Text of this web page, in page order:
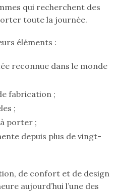
qui recherchent des
toute la journée.
éléments :
reconnue dans le monde
fabrication ;
;
porter ;
depuis plus de vingt-
de confort et de design
aujourd’hui l’une des